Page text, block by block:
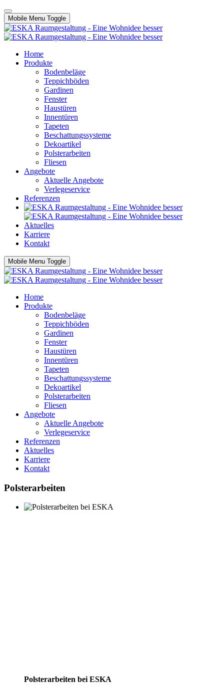
Mobile Menu Toggle
Home
Produkte
Bodenbeläge
Teppichböden
Gardinen
Fenster
Haustüren
Innentüren
Tapeten
Beschattungssysteme
Dekoartikel
Polsterarbeiten
Fliesen
Angebote
Aktuelle Angebote
Verlegeservice
Referenzen
Aktuelles
Karriere
Kontakt
Mobile Menu Toggle
Home
Produkte
Bodenbeläge
Teppichböden
Gardinen
Fenster
Haustüren
Innentüren
Tapeten
Beschattungssysteme
Dekoartikel
Polsterarbeiten
Fliesen
Angebote
Aktuelle Angebote
Verlegeservice
Referenzen
Aktuelles
Karriere
Kontakt
Polsterarbeiten
Polsterarbeiten bei ESKA